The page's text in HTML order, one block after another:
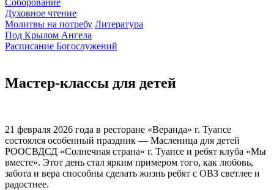
Духовное чтение
Молитвы на потребу Литература
Под Крылом Ангела
Расписание Богослужений
Мастер-классы для детей
21 февраля 2026 года в ресторане «Веранда» г. Туапсе
состоялся особенный праздник — Масленица для детей
РООСВДСД «Солнечная страна» г. Туапсе и ребят клуба «Мы
вместе». Этот день стал ярким примером того, как любовь,
забота и вера способны сделать жизнь ребят с ОВЗ светлее и
радостнее.